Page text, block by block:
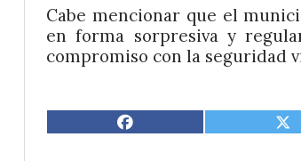
Cabe mencionar que el
en forma sorpresiva y
compromiso con la seguridad